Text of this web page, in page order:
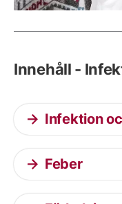
Innehåll -
Infektion
Feber